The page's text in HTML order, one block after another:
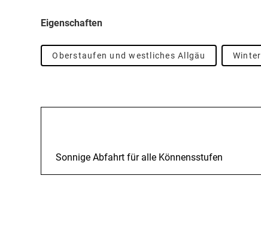
Eigenschaften
Oberstaufen und westliches Allgäu Winter
Sonnige Abfahrt für alle Könnensstufen